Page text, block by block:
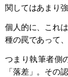
関してはあまり
個人的に、これ
種の罠であって、
つまり執筆者側
「落差」。その